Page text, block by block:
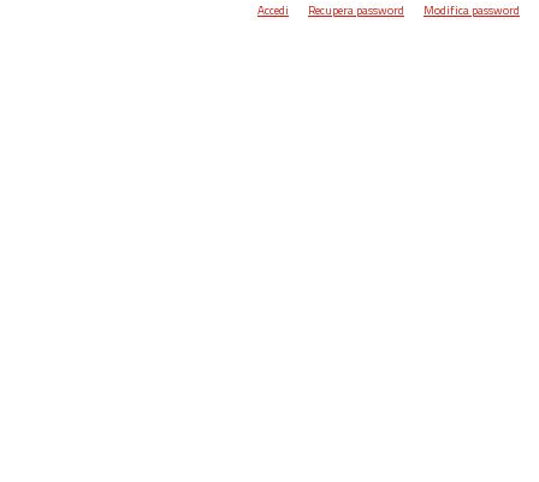
Accedi Recupera password Modifica password